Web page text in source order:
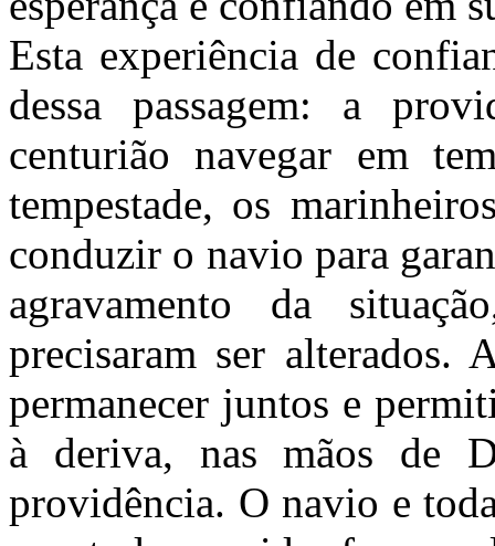
Esta experiência de
dessa passagem: a
centurião navegar em
tempestade, os
conduzir o navio para
agravamento da
precisaram ser alterados.
permanecer juntos e
à deriva, nas mãos de
providência. O navio e